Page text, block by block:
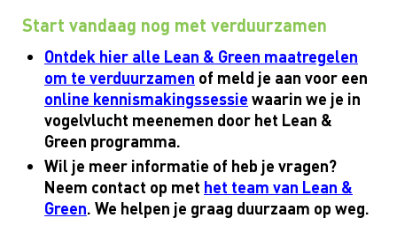
Start vandaag nog met verduurzamen
Ontdek hier alle Lean & Green maatregelen
om te verduurzamen of meld je aan voor een
online kennismakingssessie waarin we je in
vogelvlucht meenemen door het Lean &
Green programma.
Wil je meer informatie of heb je vragen?
Neem contact op met het team van Lean &
Green. We helpen je graag duurzaam op weg.